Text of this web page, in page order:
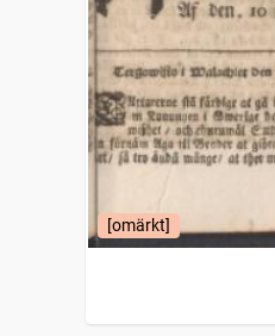
[omärkt]